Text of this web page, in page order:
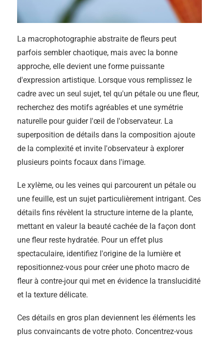
La macrophotographie abstraite de fleurs peut
parfois sembler chaotique, mais avec la bonne
approche, elle devient une forme puissante
d'expression artistique. Lorsque vous remplissez le
cadre avec un seul sujet, tel qu'un pétale ou une fleur,
recherchez des motifs agréables et une symétrie
naturelle pour guider l'œil de l'observateur. La
superposition de détails dans la composition ajoute
de la complexité et invite l'observateur à explorer
plusieurs points focaux dans l'image.
Le xylème, ou les veines qui parcourent un pétale ou
une feuille, est un sujet particulièrement intrigant. Ces
détails fins révèlent la structure interne de la plante,
mettant en valeur la beauté cachée de la façon dont
une fleur reste hydratée. Pour un effet plus
spectaculaire, identifiez l'origine de la lumière et
repositionnez-vous pour créer une photo macro de
fleur à contre-jour qui met en évidence la translucidité
et la texture délicate.
Ces détails en gros plan deviennent les éléments les
plus convaincants de votre photo. Concentrez-vous